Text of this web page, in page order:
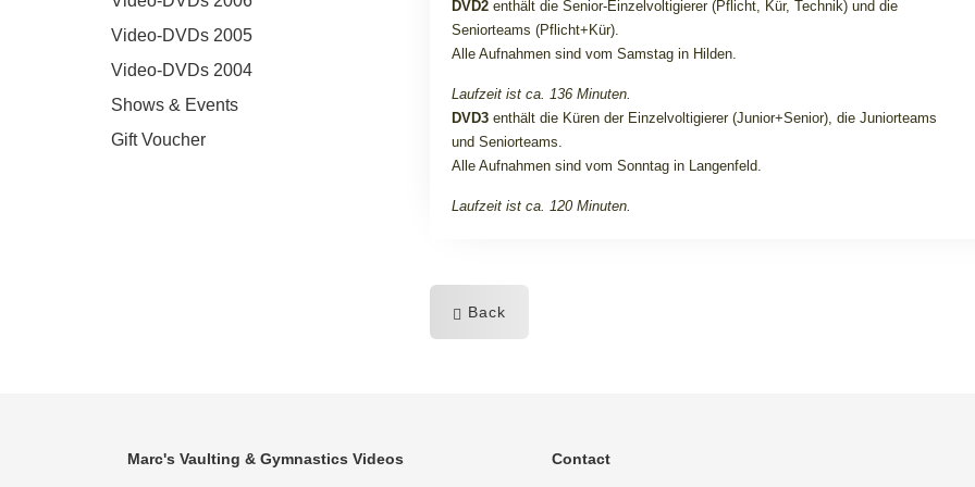
DVD2enthält die Senior-Einzelvoltigierer (Pflicht, Kür, Technik) und die
Seniorteams (Pflicht+Kür).
Alle Aufnahmen sind vom Samstag in Hilden.
Laufzeit ist ca. 136 Minuten.
DVD3enthält die Küren der Einzelvoltigierer (Junior+Senior), die Juniorteams
und Seniorteams
Alle Aufnahmen sind vom Sonntag in Langenfeld.
Laufzeit ist ca. 120 Minuten.
Back
Video-DVDs 2005
Video-DVDs 2004
Shows & Events
Gift Voucher
Marc's Vaulting & Gymnastics Videos Contact